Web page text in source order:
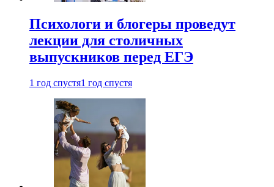
Психологи и блогеры проведут
лекции для столичных
выпускников перед ЕГЭ
1 год спустя1 год спустя